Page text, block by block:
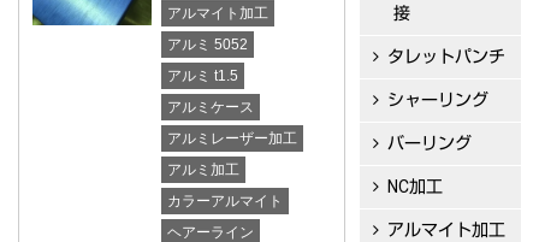
アルマイト加工
アルミ 5052
アルミ t1.5
アルミケース
アルミレーザー加工
アルミ加工
カラーアルマイト
ヘアーライン
接
タレットパンチ
シャーリング
バーリング
NC加工
アルマイト加工